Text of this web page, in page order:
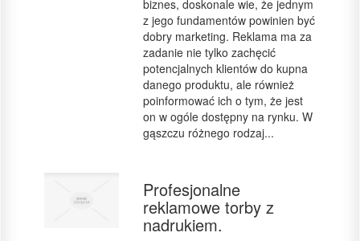
biznes, doskonale wie, że jednym
z jego fundamentów powinien być
dobry marketing. Reklama ma za
zadanie nie tylko zachęcić
potencjalnych klientów do kupna
danego produktu, ale również
poinformować ich o tym, że jest
on w ogóle dostępny na rynku. W
gąszczu różnego rodzaj...
Profesjonalne
reklamowe torby z
nadrukiem.